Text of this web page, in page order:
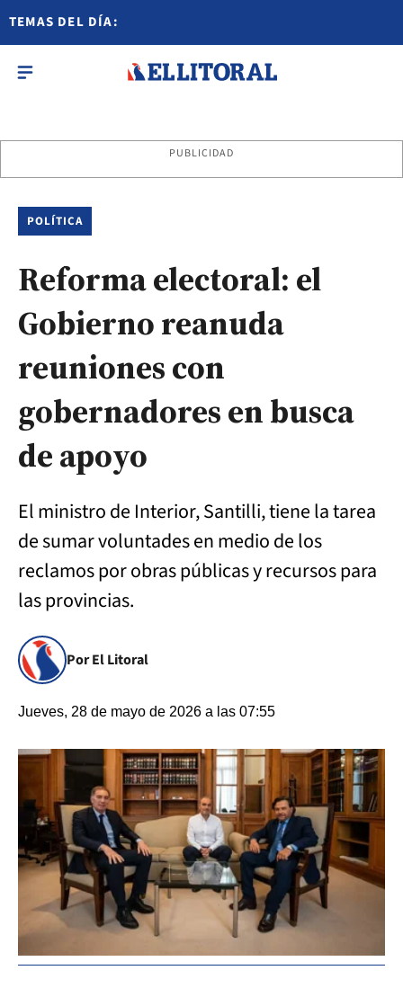
TEMAS DEL DÍA:
PUBLICIDAD
POLÍTICA
Reforma electoral: el
Gobierno reanuda
reuniones con
gobernadores en busca
de apoyo
El ministro de Interior, Santilli, tiene la tarea
de sumar voluntades en medio de los
reclamos por obras públicas y recursos para
las provincias.
Por El Litoral
Jueves, 28 de mayo de 2026 a las 07:55